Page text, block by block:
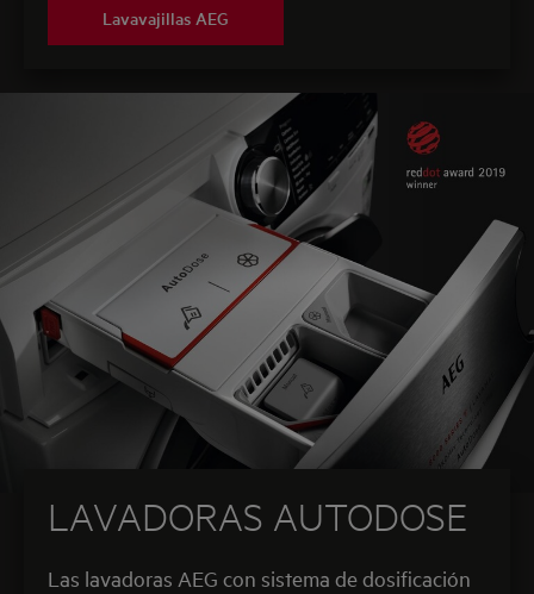
Lavavajillas AEG
LAVADORAS AUTODOSE
Las lavadoras AEG con sistema de dosificación